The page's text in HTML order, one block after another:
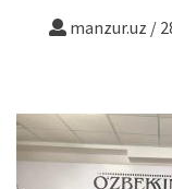
manzur.uz /